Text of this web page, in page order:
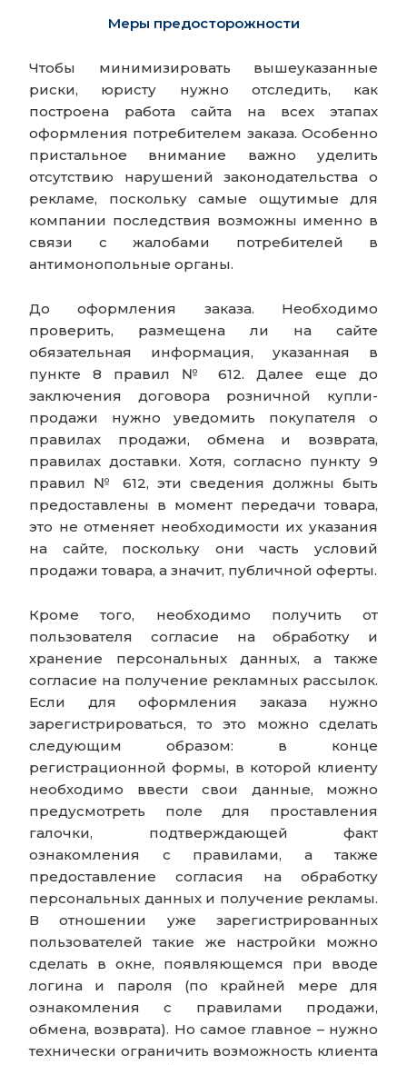
Меры предосторожности
Чтобы минимизировать вышеуказанные
риски, юристу нужно отследить, как
построена работа сайта на всех этапах
оформления потребителем заказа. Особенно
пристальное внимание важно уделить
отсутствию нарушений законодательства о
рекламе, поскольку самые ощутимые для
компании последствия возможны именно в
связи с жалобами потребителей в
антимонопольные органы.
До оформления заказа. Необходимо
проверить, размещена ли на сайте
обязательная информация, указанная в
пункте 8 правил № 612. Далее еще до
заключения договора розничной купли-
продажи нужно уведомить покупателя о
правилах продажи, обмена и возврата,
правилах доставки. Хотя, согласно пункту 9
правил № 612, эти сведения должны быть
предоставлены в момент передачи товара,
это не отменяет необходимости их указания
на сайте, поскольку они часть условий
продажи товара, а значит, публичной оферты.
Кроме того, необходимо получить от
пользователя согласие на обработку и
хранение персональных данных, а также
согласие на получение рекламных рассылок.
Если для оформления заказа нужно
зарегистрироваться, то это можно сделать
следующим образом: в конце
регистрационной формы, в которой клиенту
необходимо ввести свои данные, можно
предусмотреть поле для проставления
галочки, подтверждающей факт
ознакомления с правилами, а также
предоставление согласия на обработку
персональных данных и получение рекламы.
В отношении уже зарегистрированных
пользователей такие же настройки можно
сделать в окне, появляющемся при вводе
логина и пароля (по крайней мере для
ознакомления с правилами продажи,
обмена, возврата). Но самое главное – нужно
технически ограничить возможность клиента